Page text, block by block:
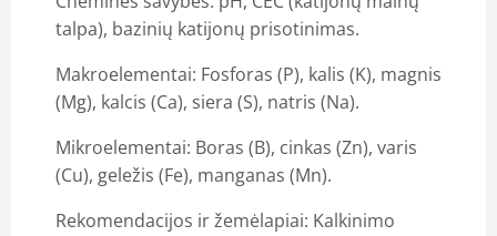
talpa), bazinių katijonų prisotinimas.
Makroelementai: Fosforas (P), kalis (K), magnis
(Mg), kalcis (Ca), siera (S), natris (Na).
Mikroelementai: Boras (B), cinkas (Zn), varis
(Cu), geležis (Fe), manganas (Mn).
Rekomendacijos ir žemėlapiai: Kalkinimo